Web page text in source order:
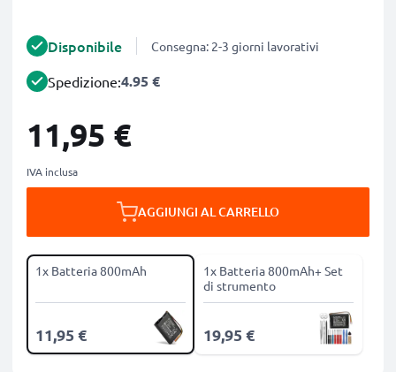
Disponibile Consegna: 2-3 giorni lavorativi
Spedizione:4.95 €
11,95 €
IVA inclusa
AGGIUNGI AL CARRELLO
1x Batteria 800mAh
11,95 €
1x Batteria 800mAh+ Set
di strumento
19,95 €